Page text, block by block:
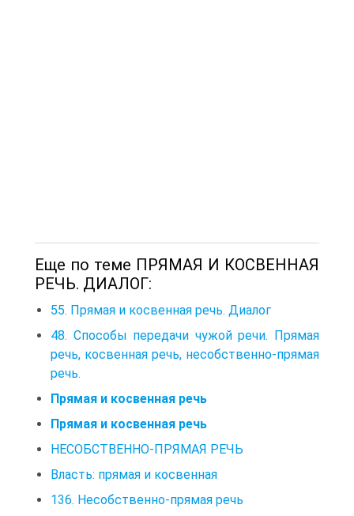
Еще по теме ПРЯМАЯ И КОСВЕННАЯ
РЕЧЬ. ДИАЛОГ:
55. Прямая и косвенная речь. Диалог
48. Способы передачи чужой речи. Прямая
речь, косвенная речь, несобственно-прямая
речь.
Прямая и косвенная речь
Прямая и косвенная речь
НЕСОБСТВЕННО-ПРЯМАЯ РЕЧЬ
Власть: прямая и косвенная
136. Несобственно-прямая речь